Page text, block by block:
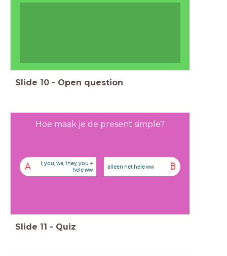
Slide 10 - Open question
Hoe maak je de present simple?
A
I, you, we, they, you +
hele ww
B
alleen het hele ww
Slide 11 - Quiz